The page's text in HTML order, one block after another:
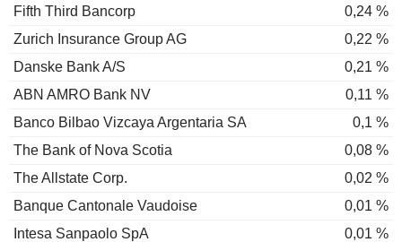
Fifth Third Bancorp
0,24 %
Zurich Insurance Group AG
0,22 %
Danske Bank A/S
0,21 %
ABN AMRO Bank NV
0,11 %
Banco Bilbao Vizcaya Argentaria SA
0,1 %
The Bank of Nova Scotia
0,08 %
The Allstate Corp.
0,02 %
Banque Cantonale Vaudoise
0,01 %
Intesa Sanpaolo SpA
0,01 %